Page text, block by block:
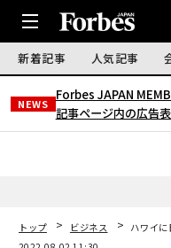
新着記事 人気記事
NEWS
Forbes JAPAN
記事ページ内の広告
トップ ビジネス
ハワイ